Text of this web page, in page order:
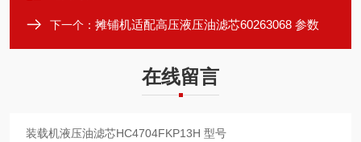
下一个： 摊铺机适配高压液压油滤芯60263068 参数
在线留言